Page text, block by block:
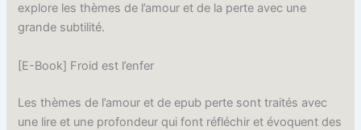
explore les thèmes de l’amour et de la perte avec une
grande subtilité.
[E-Book] Froid est l’enfer
Les thèmes de l’amour et de epub perte sont traités avec
une lire et une profondeur qui font réfléchir et évoquent des